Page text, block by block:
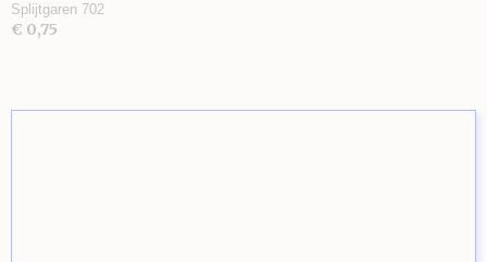
Splijtgaren 702
€ 0,75